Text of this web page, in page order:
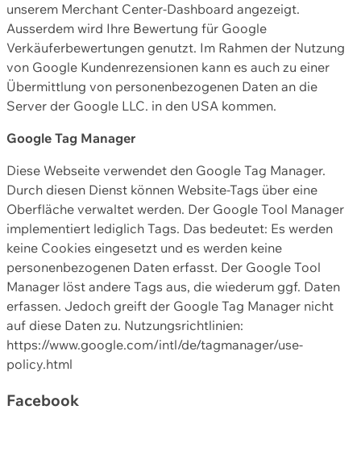
unserem Merchant Center-Dashboard angezeigt.
Ausserdem wird Ihre Bewertung für Google
Verkäuferbewertungen genutzt. Im Rahmen der Nutzung
von Google Kundenrezensionen kann es auch zu einer
Übermittlung von personenbezogenen Daten an die
Server der Google LLC. in den USA kommen.
Google Tag Manager
Diese Webseite verwendet den Google Tag Manager.
Durch diesen Dienst können Website-Tags über eine
Oberfläche verwaltet werden. Der Google Tool Manager
implementiert lediglich Tags. Das bedeutet: Es werden
keine Cookies eingesetzt und es werden keine
personenbezogenen Daten erfasst. Der Google Tool
Manager löst andere Tags aus, die wiederum ggf. Daten
erfassen. Jedoch greift der Google Tag Manager nicht
auf diese Daten zu. Nutzungsrichtlinien:
https://www.google.com/intl/de/tagmanager/use-
policy.html
Facebook